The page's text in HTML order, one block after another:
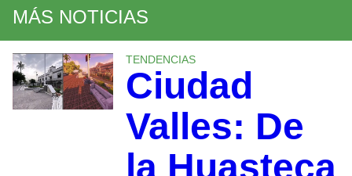
MÁS NOTICIAS
TENDENCIAS
Ciudad
Valles: De
la Huasteca